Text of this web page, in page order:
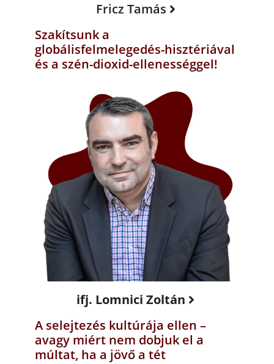
Fricz Tamás
Szakítsunk a
globálisfelmelegedés-hisztériával
és a szén-dioxid-ellenességgel!
ifj. Lomnici Zoltán
A selejtezés kultúrája ellen –
avagy miért nem dobjuk el a
múltat, ha a jövő a tét